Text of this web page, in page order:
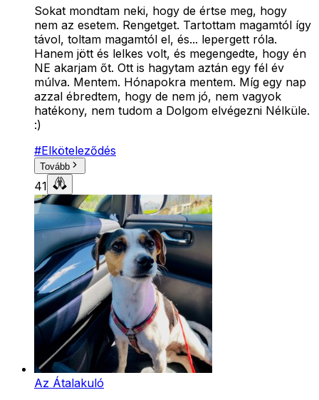
Sokat mondtam neki, hogy de értse meg, hogy
nem az esetem. Rengetget. Tartottam magamtól így
távol, toltam magamtól el, és... lepergett róla.
Hanem jött és lelkes volt, és megengedte, hogy én
NE akarjam őt. Ott is hagytam aztán egy fél év
múlva. Mentem. Hónapokra mentem. Míg egy nap
azzal ébredtem, hogy de nem jó, nem vagyok
hatékony, nem tudom a Dolgom elvégezni Nélküle.
:)
#Elköteleződés
Tovább
41
Az Átalakuló